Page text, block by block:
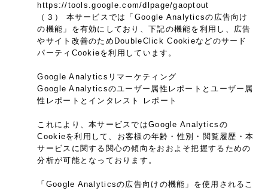
https://tools.google.com/dlpage/gaoptout
（３） 本サービスでは「Google Analyticsの広告向け
の機能」を有効にしており、下記の機能を利用し、広告
やサイト改善のためDoubleClick Cookieなどのサード
パーティCookieを利用しています。
Google Analyticsリマーケティング
Google Analyticsのユーザー属性レポートとユーザー属
性レポートとインタレスト レポート
これにより、本サービスではGoogle Analyticsの
Cookieを利用して、お客様の年齢・性別・閲覧履歴・本
サービスに関する関心の傾向をおおよそ把握するための
分析が可能となっております。
「Google Analyticsの広告向けの機能」を使用されるこ